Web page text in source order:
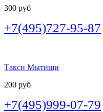
300 руб
+7(495)727-95-87
Такси Мытищи
200 руб
+7(495)999-07-79